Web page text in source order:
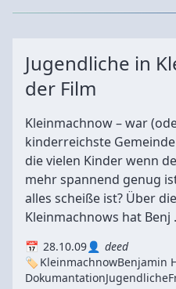
Jugendliche in
der Film
Kleinmachnow – war
kinderreichste
die vielen Kinder wenn
mehr spannend genug
alles scheiße ist? Über
Kleinmachnows hat Benj
28.10.09 deed
KleinmachnowBenjamin
DokumantationJugendliche